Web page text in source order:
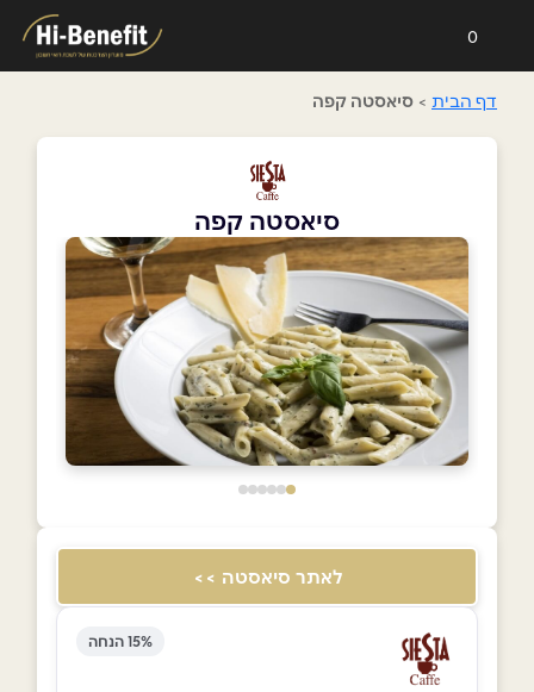
0
דף הבית > סיאסטה קפה
סיאסטה קפה
לאתר סיאסטה >>
15% הנחה